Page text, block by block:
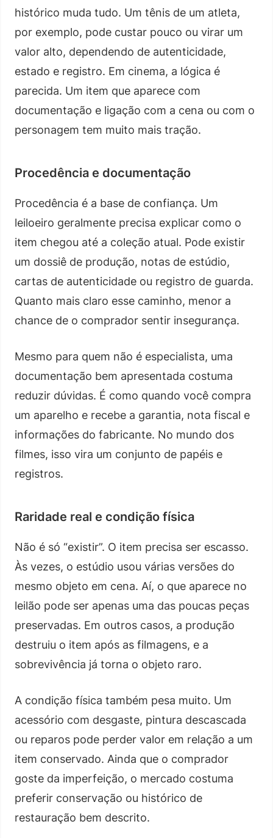
histórico muda tudo. Um tênis de um atleta,
por exemplo, pode custar pouco ou virar um
valor alto, dependendo de autenticidade,
estado e registro. Em cinema, a lógica é
parecida. Um item que aparece com
documentação e ligação com a cena ou com o
personagem tem muito mais tração.
Procedência e documentação
Procedência é a base de confiança. Um
leiloeiro geralmente precisa explicar como o
item chegou até a coleção atual. Pode existir
um dossiê de produção, notas de estúdio,
cartas de autenticidade ou registro de guarda.
Quanto mais claro esse caminho, menor a
chance de o comprador sentir insegurança.
Mesmo para quem não é especialista, uma
documentação bem apresentada costuma
reduzir dúvidas. É como quando você compra
um aparelho e recebe a garantia, nota fiscal e
informações do fabricante. No mundo dos
filmes, isso vira um conjunto de papéis e
registros.
Raridade real e condição física
Não é só “existir”. O item precisa ser escasso.
Às vezes, o estúdio usou várias versões do
mesmo objeto em cena. Aí, o que aparece no
leilão pode ser apenas uma das poucas peças
preservadas. Em outros casos, a produção
destruiu o item após as filmagens, e a
sobrevivência já torna o objeto raro.
A condição física também pesa muito. Um
acessório com desgaste, pintura descascada
ou reparos pode perder valor em relação a um
item conservado. Ainda que o comprador
goste da imperfeição, o mercado costuma
preferir conservação ou histórico de
restauração bem descrito.